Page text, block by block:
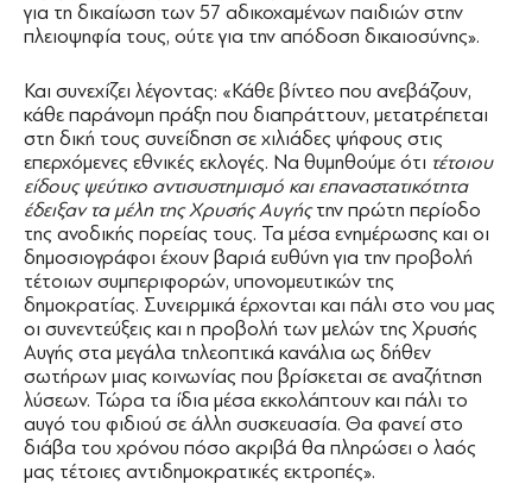
για τη δικαίωση των 57 αδικοχαμένων παιδιών στην
πλειοψηφία τους, ούτε για την απόδοση δικαιοσύνης».
Και συνεχίζει λέγοντας: «Κάθε βίντεο που ανεβάζουν,
κάθε παράνομη πράξη που διαπράττουν, μετατρέπεται
στη δική τους συνείδηση σε χιλιάδες ψήφους στις
επερχόμενες εθνικές εκλογές. Να θυμηθούμε ότι τέτοιου
είδους ψεύτικο αντισυστημισμό και επαναστατικότητα
έδειξαν τα μέλη της Χρυσής Αυγήςτην πρώτη περίοδο
της ανοδικής πορείας τους. Τα μέσα ενημέρωσης και οι
δημοσιογράφοι έχουν βαριά ευθύνη για την προβολή
τέτοιων συμπεριφορών, υπονομευτικών της
δημοκρατίας. Συνειρμικά έρχονται και πάλι στο νου μας
οι συνεντεύξεις και η προβολή των μελών της Χρυσής
Αυγής στα μεγάλα τηλεοπτικά κανάλια ως δήθεν
σωτήρων μιας κοινωνίας που βρίσκεται σε αναζήτηση
λύσεων. Τώρα τα ίδια μέσα εκκολάπτουν και πάλι το
αυγό του φιδιού σε άλλη συσκευασία. Θα φανεί στο
διάβα του χρόνου πόσο ακριβά θα πληρώσει ο λαός
μας τέτοιες αντιδημοκρατικές εκτροπές».